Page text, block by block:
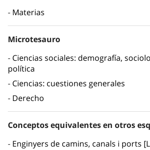
Materias
Microtesauro
Ciencias sociales: demografía,
política
Ciencias: cuestiones generales
Derecho
Conceptos equivalentes en otros
Enginyers de camins, canals i ports